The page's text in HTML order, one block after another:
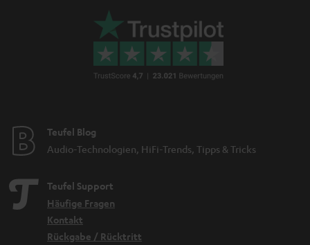
Teufel Blog
Audio-Technologien, HiFi-Trends, Tipps & Tricks
Teufel Support
Häufige Fragen
Kontakt
Rückgabe / Rücktritt